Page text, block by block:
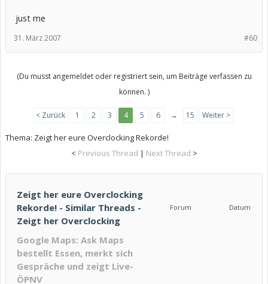
just me
#60
31. März 2007
(Du musst angemeldet oder registriert sein, um Beiträge verfassen zu
können. )
< Zurück 1 2 3 4 5 6 → 15 Weiter >
Thema: Zeigt her eure Overclocking Rekorde!
< Previous Thread | Next Thread >
Zeigt her eure Overclocking
Rekorde! - Similar Threads -
Zeigt her Overclocking
Forum Datum
Google Maps: Ask Maps
bestellt Essen, merkt sich
Gespräche und zeigt Live-
ÖPNV